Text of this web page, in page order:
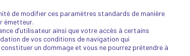
de modifier ces paramètres standards de manière
émetteur.
d’utilisateur ainsi que votre accès à certains
de vos conditions de navigation qui
un dommage et vous ne pourrez prétendre à